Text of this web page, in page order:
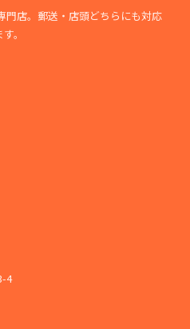
門店。郵送・店頭どちらにも対応
。
4